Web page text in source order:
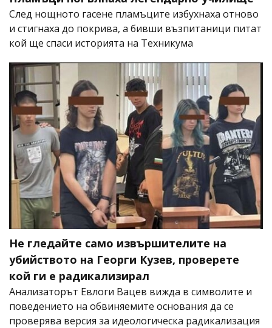
След нощното гасене пламъците избухнаха отново
и стигнаха до покрива, а бивши възпитаници питат
кой ще спаси историята на Техникума
Не гледайте само извършителите на
убийството на Георги Кузев, проверете
кой ги е радикализирал
Анализаторът Евлоги Вацев вижда в символите и
поведението на обвиняемите основания да се
проверява версия за идеологическа радикализация